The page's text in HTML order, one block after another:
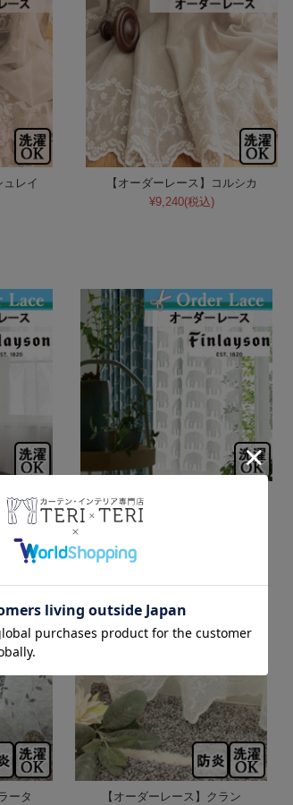
ュレイ
【オーダーレース】コルシカ
¥9,240(税込)
フィ
【オーダーレース】Finlayson フィ
ンレイソン エレファンティlace
ータ
【オーダーレース】クラン